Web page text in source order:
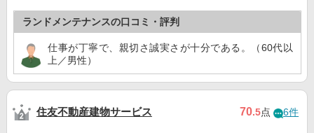
ランドメンテナンスの口コミ・評判
仕事が丁寧で、親切さ誠実さが十分である。（60代以
上／男性）
住友不動産建物サービス 70.5点 6件